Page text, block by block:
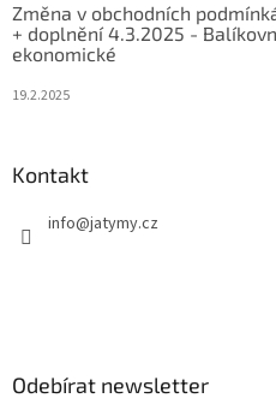
Změna v obchodních
+ doplnění 4.3.2025 -
ekonomické
19.2.2025
Kontakt
info@jatymy.cz
Odebírat newsletter